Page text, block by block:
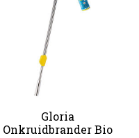
Gloria
Onkruidbrander Bio